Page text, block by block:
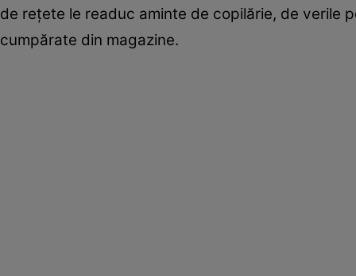
de rețete le readuc aminte de copilărie, de verile
cumpărate din magazine.